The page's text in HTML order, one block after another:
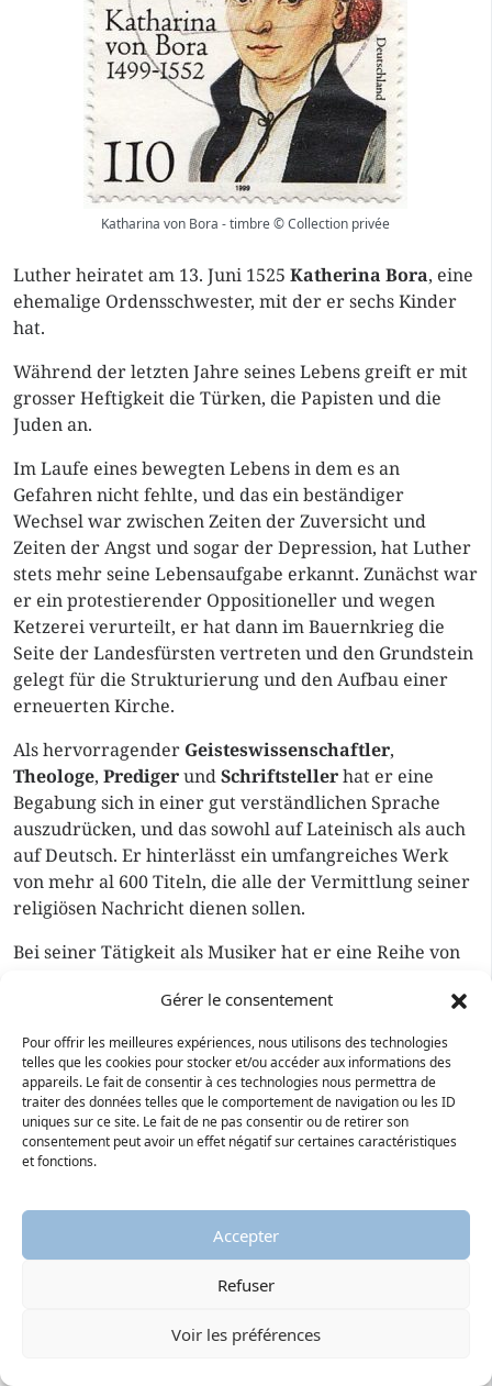
Gérer le consentement
Pour offrir les meilleures expériences, nous utilisons des technologies
telles que les cookies pour stocker et/ou accéder aux informations des
appareils. Le fait de consentir à ces technologies nous permettra de
traiter des données telles que le comportement de navigation ou les ID
uniques sur ce site. Le fait de ne pas consentir ou de retirer son
consentement peut avoir un effet négatif sur certaines caractéristiques
et fonctions.
Accepter
Refuser
Voir les préférences
Katharina von Bora - timbre © Collection privée
Luther heiratet am 13. Juni 1525 Katherina Bora, eine
ehemalige Ordensschwester, mit der er sechs Kinder
hat.
Während der letzten Jahre seines Lebens greift er mit
grosser Heftigkeit die Türken, die Papisten und die
Juden an.
Im Laufe eines bewegten Lebens in dem es an
Gefahren nicht fehlte, und das ein beständiger
Wechsel war zwischen Zeiten der Zuversicht und
Zeiten der Angst und sogar der Depression, hat Luther
stets mehr seine Lebensaufgabe erkannt. Zunächst war
er ein protestierender Oppositioneller und wegen
Ketzerei verurteilt, er hat dann im Bauernkrieg die
Seite der Landesfürsten vertreten und den Grundstein
gelegt für die Strukturierung und den Aufbau einer
erneuerten Kirche.
Als hervorragender Geisteswissenschaftler,
Theologe, PredigerundSchriftstellerhat er eine
Begabung sich in einer gut verständlichen Sprache
auszudrücken, und das sowohl auf Lateinisch als auch
auf Deutsch. Er hinterlässt ein umfangreiches Werk
von mehr al 600 Titeln, die alle der Vermittlung seiner
religiösen Nachricht dienen sollen.
Bei seiner Tätigkeit als Musiker hat er eine Reihe von
die von den versammelten Gläubigen gemeinsam
gesungen werden sollen, womit er allgemein zur
Entwicklung der deutschen Musik beigetragen hat. Das
bekannteste Lied ist die Hymne „Ein feste Burg ist
unser Gott“.
Er stirbt am 18 Februar 1546 in Eisleben, seiner
protestantische Reform voll im Gange war und bereits
Erneuerung der Spiritualität
erbracht hatte.